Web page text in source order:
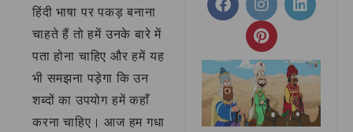
हिंदी भाषा पर पकड़ बनाना
चाहते हैं तो हमें उनके बारे में
पता होना चाहिए और हमें यह
भी समझना पड़ेगा कि उन
शब्दों का उपयोग हमें कहाँ
करना चाहिए। आज हम गधा